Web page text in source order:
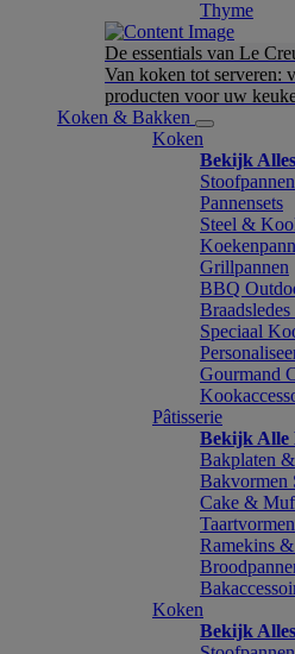
Thyme
De essentials van Le
Van koken tot serveren:
producten voor uw
Koken & Bakken
Koken
Bekijk
Stoofpannen
Pannensets
Steel &
Grillpannen
BBQ
Speciaal
Gourmand
Pâtisserie
Bekijk Alle
Bakplaten
Bakvormen
Cake &
Taartvormen
Ramekins
Koken
Bekijk